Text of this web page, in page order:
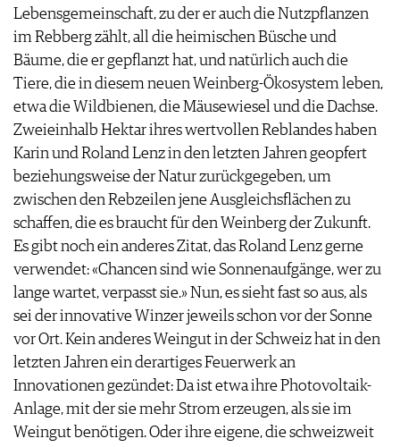
GEWINNSPIELE
VORTEILSWELT
TRINKREIFETABELLE
ABO
WEINSUCHE
NEWSLETTER
WINE TRADE CLUB
REDAKTION
JOBS
WERBUNG
PRESSE
IMPRESSUM
FAQ
Lebensgemeinschaft, zu der er auch die Nutzpflanzen
im Rebberg zählt, all die heimischen Büsche und
Bäume, die er gepflanzt hat, und natürlich auch die
Tiere, die in diesem neuen Weinberg-Ökosystem leben,
etwa die Wildbienen, die Mäusewiesel und die Dachse.
Zweieinhalb Hektar ihres wertvollen Reblandes haben
Karin und Roland Lenz in den letzten Jahren geopfert
beziehungsweise der Natur zurückgegeben, um
zwischen den Rebzeilen jene Ausgleichsflächen zu
schaffen, die es braucht für den Weinberg der Zukunft.
Es gibt noch ein anderes Zitat, das Roland Lenz gerne
verwendet: «Chancen sind wie Sonnenaufgänge, wer zu
lange wartet, verpasst sie.» Nun, es sieht fast so aus, als
sei der innovative Winzer jeweils schon vor der Sonne
vor Ort. Kein anderes Weingut in der Schweiz hat in den
letzten Jahren ein derartiges Feuerwerk an
Innovationen gezündet: Da ist etwa ihre Photovoltaik-
Anlage, mit der sie mehr Strom erzeugen, als sie im
Weingut benötigen. Oder ihre eigene, die schweizweit